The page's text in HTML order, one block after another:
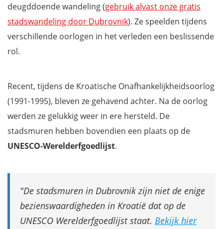
Minceta Toren (Dubrovnik) – The House of the Undying in
Qarth
Fort Lovrijenac (Dubrovnik) – King’s Landing & The Red Keep
Trsteno Arboretum – De tuinen van King’s Landing
Šibenik – The free city of Braavos
Kaart: filmlocaties Game of Thrones in Kroatië
Video: de filmlocaties van GOT in Kroatië
Hoe geld besparen in Dubrovnik?
Ontdek nog meer filmlocaties van Game of Thrones
deugddoende wandeling (gebruik alvast onze gratis
stadswandeling door Dubrovnik). Ze speelden tijdens
verschillende oorlogen in het verleden een beslissende
rol.
Recent, tijdens de Kroatische Onafhankelijkheidsoorlog
(1991-1995), bleven ze gehavend achter. Na de oorlog
werden ze gelukkig weer in ere hersteld. De
stadsmuren hebben bovendien een plaats op de
UNESCO-Werelderfgoedlijst.
De stadsmuren in Dubrovnik zijn niet de enige
bezienswaardigheden in Kroatië dat op de
UNESCO Werelderfgoedlijst staat. Bekijk hier